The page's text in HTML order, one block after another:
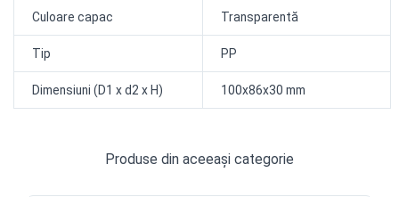
Culoare capac Transparentă
Tip PP
Dimensiuni (D1 x d2 x H) 100x86x30 mm
Produse din aceeași categorie